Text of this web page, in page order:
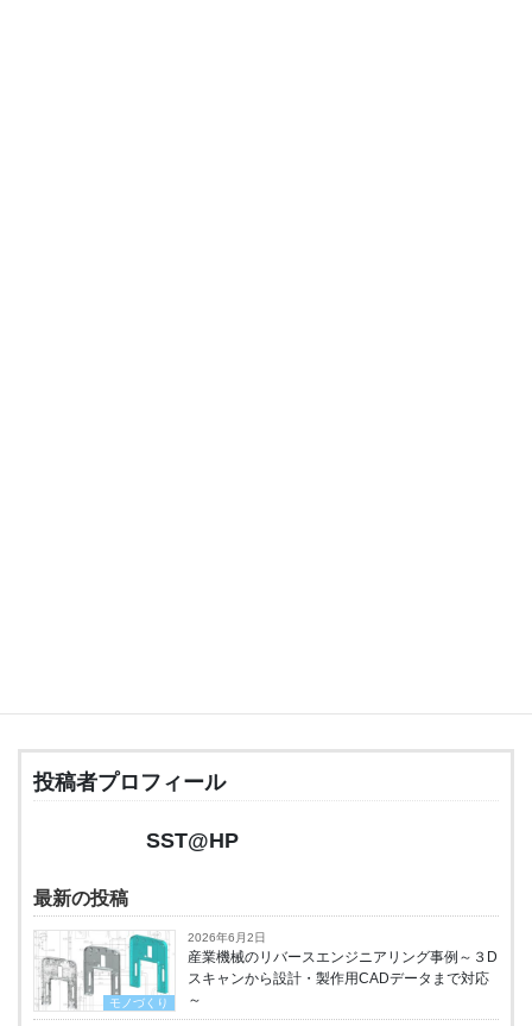
投稿者プロフィール
SST@HP
最新の投稿
モノづくり
2026年6月2日
産業機械のリバースエンジニアリング事例～３D
スキャンから設計・製作用CADデータまで対応
～